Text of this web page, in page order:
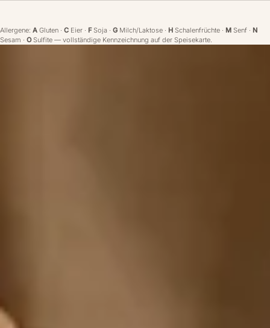
Allergene: A Gluten · C Eier · FSoja · G Milch/Laktose · H Schalenfrüchte · M Senf · N
Sesam · OSulfite — vollständige Kennzeichnung auf der Speisekarte.